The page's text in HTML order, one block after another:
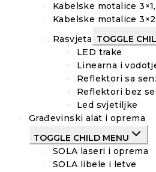
Kabelske motalice
Kabelske motalice
Rasvjeta TOGGLE
LED trake
Linearna i
Reflektori sa
Reflektori bez
Led svjetiljke
Građevinski alat i oprema
TOGGLE CHILD MENU
SOLA laseri i oprema
SOLA libele i letve